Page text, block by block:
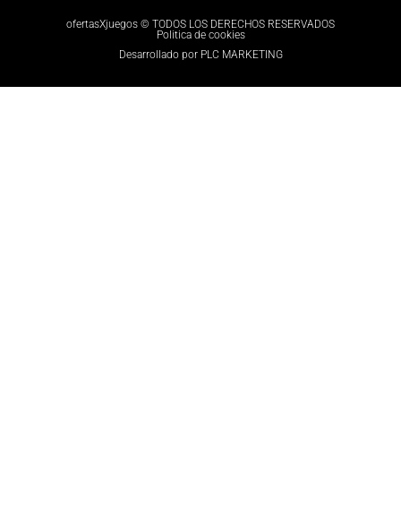
ofertasXjuegos © TODOS LOS DERECHOS RESERVADOS
Politica de cookies
Desarrollado por PLC MARKETING